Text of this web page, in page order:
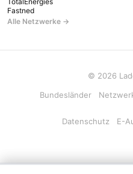
Fastned
Alle Netzwerke →
© 2026
Bundesländer
Datenschutz E-